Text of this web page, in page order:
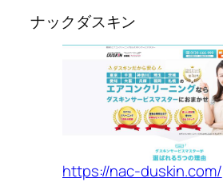
ナックダスキン
https://nac-duskin.com/